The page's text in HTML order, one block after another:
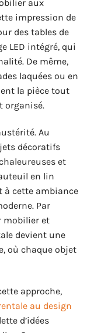
aux
impression de
des tables de
LED intégré, qui
De même,
laquées ou en
la pièce tout
organisé.
Au
décoratifs
et
en lin
à cette ambiance
Par
mobilier et
devient une
où chaque objet
approche,
au design
d’idées